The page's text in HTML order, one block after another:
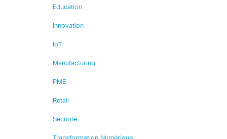
Education
Innovation
IoT
Manufacturing
PME
Retail
Sécurité